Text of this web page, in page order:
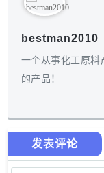
bestman2010
一个从事化工原料
的产品！
发表评论